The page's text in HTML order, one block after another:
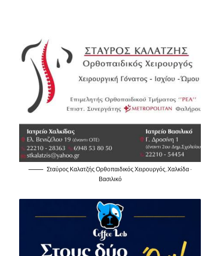
Σταύρος Καλατζής Ορθοπαιδικός Χειρουργός, Χαλκίδα -
Βασιλικό